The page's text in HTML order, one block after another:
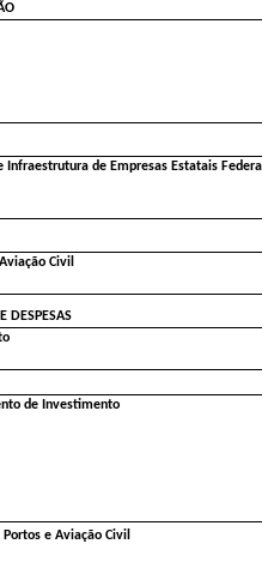
de Empresas Estatais
Civil
DESPESAS
de Investimento
e Aviação Civil